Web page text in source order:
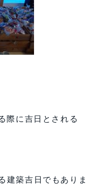
際に吉日とされる
建築吉日でもありま